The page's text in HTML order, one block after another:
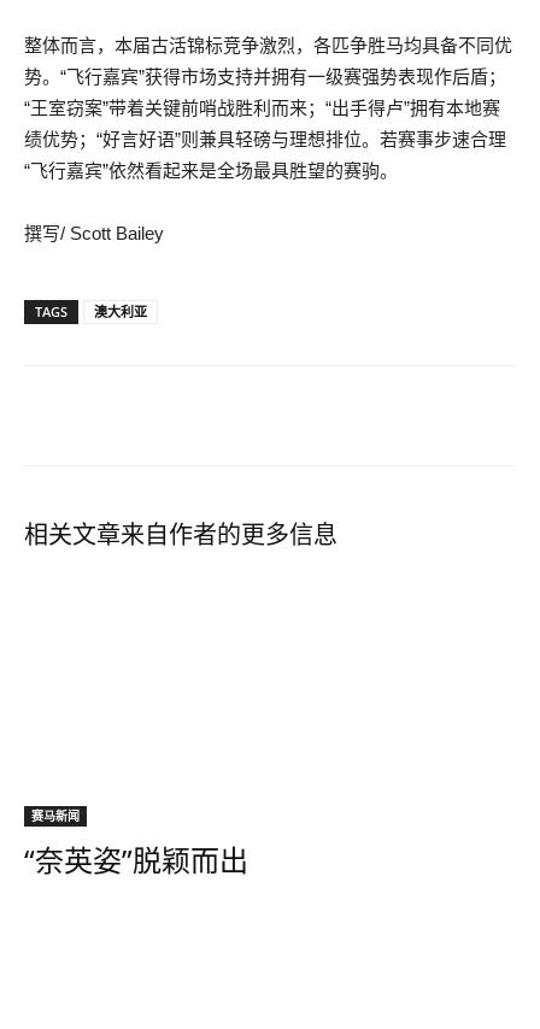
整体而言，本届古活锦标竞争激烈，各匹争胜马均具备不同优
势。“飞行嘉宾”获得市场支持并拥有一级赛强势表现作后盾；
“王室窃案”带着关键前哨战胜利而来；“出手得卢”拥有本地赛
绩优势；“好言好语”则兼具轻磅与理想排位。若赛事步速合理
“飞行嘉宾”依然看起来是全场最具胜望的赛驹。
撰写/ Scott Bailey
TAGS 澳大利亚
相关文章来自作者的更多信息
赛马新闻
“奈英姿”脱颖而出